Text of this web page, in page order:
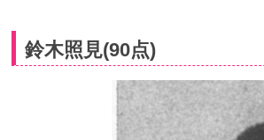
鈴木照見(90点)